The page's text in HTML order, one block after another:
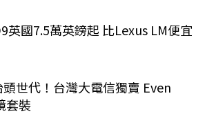
英國7.5萬英鎊起 比Lexus LM便宜
世代！台灣大電信獨賣 Even
套裝